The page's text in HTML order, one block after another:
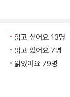
하는 시간을 만들어
는 것보다 천배 만
가 결국 포기했을
는 점을 자신이
읽고 싶어요 13명
읽고 있어요 7명
읽었어요 79명